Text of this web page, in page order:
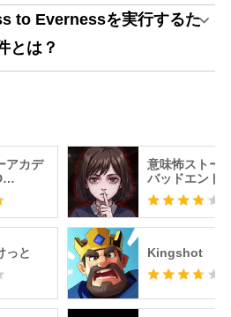
to Evernessを実行するた
とは？
アカデ
意味怖ストー
バッドエンド
せよ！
っと Kingshot